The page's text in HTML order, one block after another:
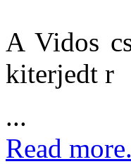
A Vidos
kiterjedt r
...
Read